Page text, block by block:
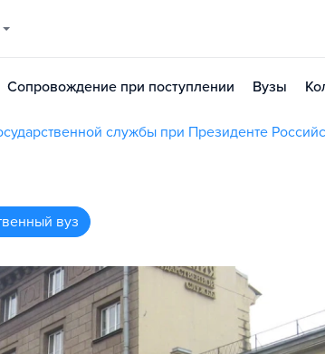
Сопровождение при поступлении Вузы
службы при Президенте
вуз